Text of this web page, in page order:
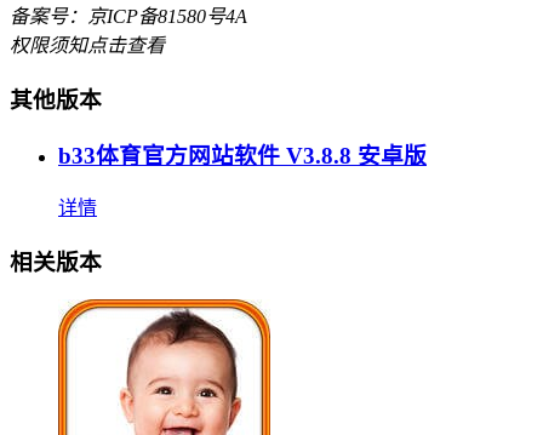
备案号：京ICP备81580号4A
权限须知点击查看
其他版本
b33体育官方网站软件 V3.8.8 安卓版
详情
相关版本